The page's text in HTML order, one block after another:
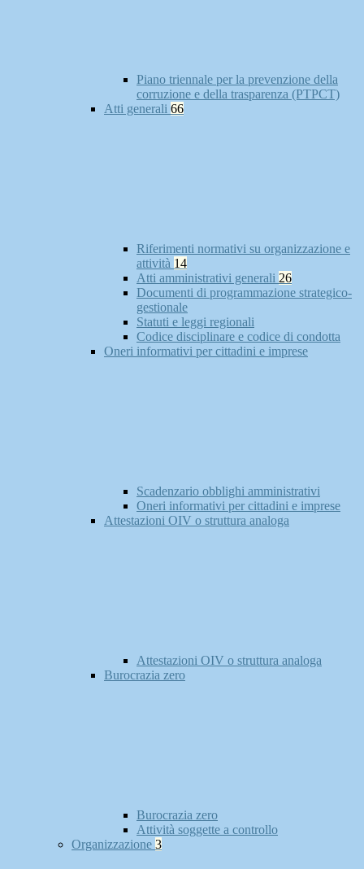
Piano triennale per la prevenzione della
corruzione e della trasparenza (PTPCT)
Atti generali 66
Riferimenti normativi su organizzazione e
attività 14
Atti amministrativi generali 26
Documenti di programmazione strategico-
gestionale
Statuti e leggi regionali
Codice disciplinare e codice di condotta
Oneri informativi per cittadini e imprese
Scadenzario obblighi amministrativi
Oneri informativi per cittadini e imprese
Attestazioni OIV o struttura analoga
Attestazioni OIV o struttura analoga
Burocrazia zero
Burocrazia zero
Attività soggette a controllo
Organizzazione 3